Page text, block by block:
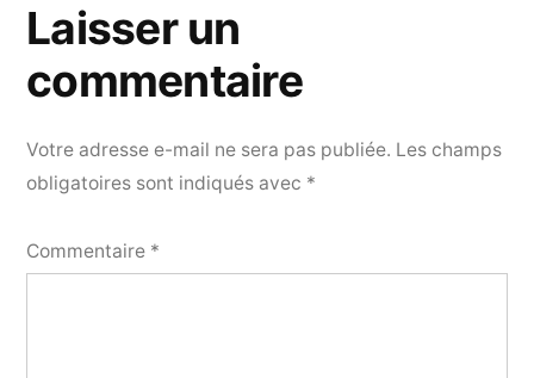
Laisser un
commentaire
Votre adresse e-mail ne sera pas publiée. Les champs
obligatoires sont indiqués avec *
Commentaire *